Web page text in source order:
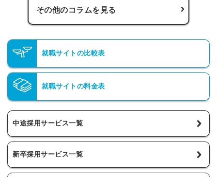
その他のコラムを見る
就職サイトの比較表
就職サイトの料金表
中途採用サービス一覧
新卒採用サービス一覧